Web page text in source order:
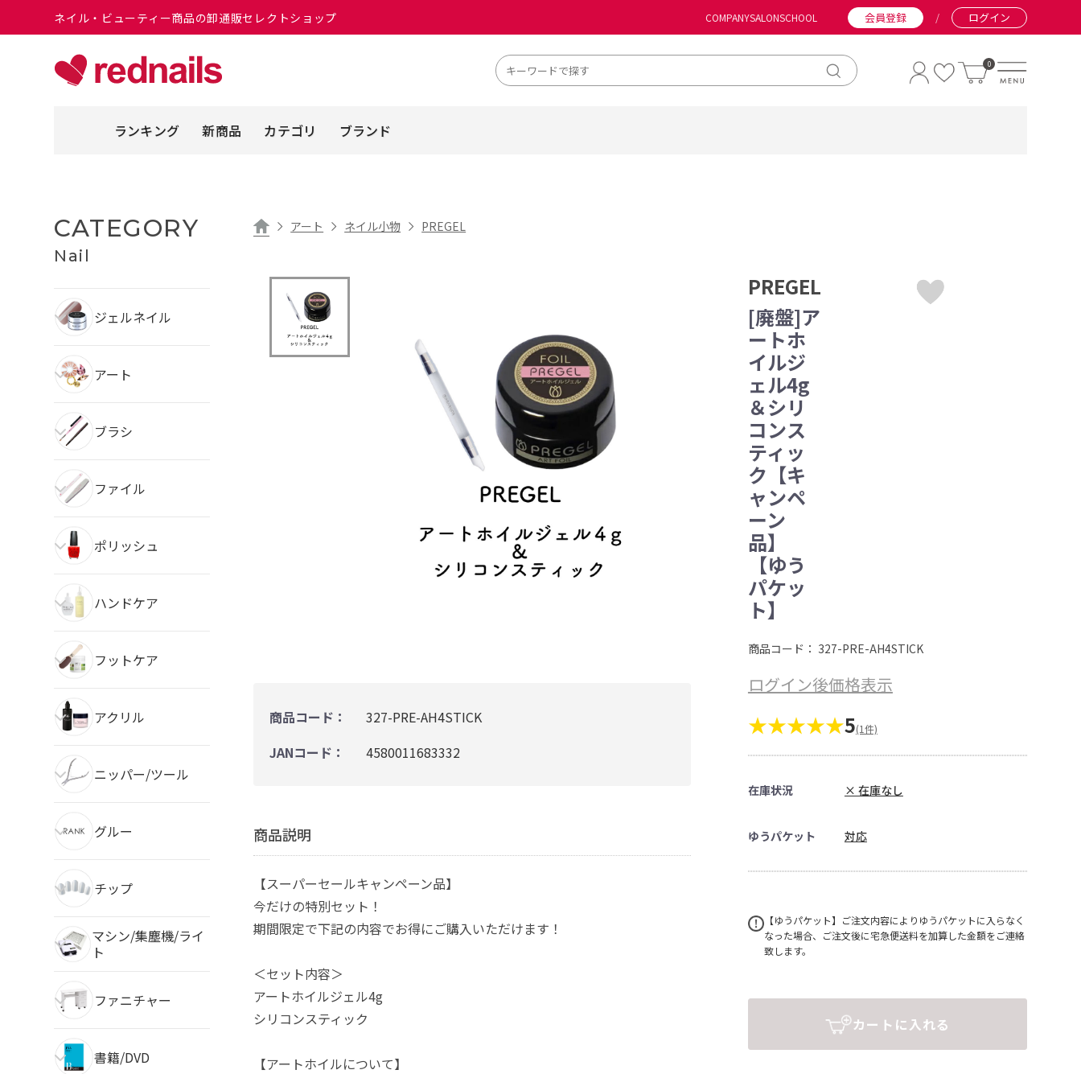
ネイル・ビューティー商品の卸通販セレクトショップ COMPANYSALONSCHOOL 会員登録 / ログイン
0
ランキング 新商品 カテゴリ ブランド
CATEGORY
Nail
ジェルネイル
アート
ブラシ
ファイル
ポリッシュ
ハンドケア
フットケア
アクリル
ニッパー/ツール
グルー
チップ
マシン/集塵機/ライ
ト
ファニチャー
書籍/DVD
アート ネイル小物 PREGEL
商品コード：
327-PRE-AH4STICK
JANコード：
4580011683332
商品説明
【スーパーセールキャンペーン品】
今だけの特別セット！
期間限定で下記の内容でお得にご購入いただけます！
＜セット内容＞
アートホイルジェル4g
シリコンスティック
【アートホイルについて】
PREGEL
[廃盤]ア
ートホ
イルジ
ェル4g
＆シリ
コンス
ティッ
ク【キ
ャンペ
ーン
品】
【ゆう
パケッ
ト】
商品コード： 327-PRE-AH4STICK
ログイン後価格表示
★★★★★5(1件)
在庫状況 × 在庫なし
ゆうパケット 対応
【ゆうパケット】ご注文内容によりゆうパケットに入らなく
なった場合、ご注文後に宅急便送料を加算した金額をご連絡
致します。
カートに入れる